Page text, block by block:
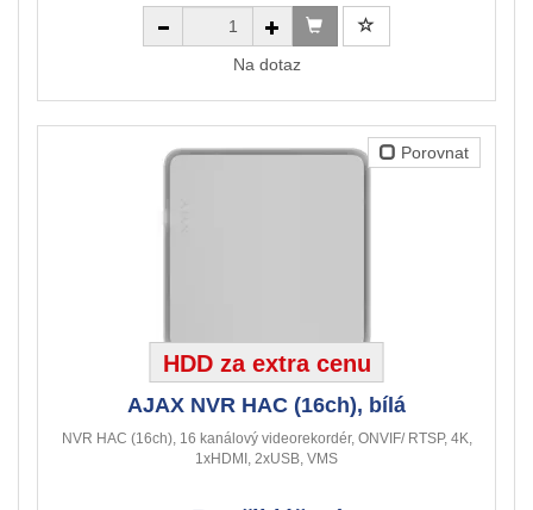
Na dotaz
Porovnat
HDD za extra cenu
AJAX NVR HAC (16ch), bílá
NVR HAC (16ch), 16 kanálový videorekordér, ONVIF/ RTSP, 4K,
1xHDMI, 2xUSB, VMS